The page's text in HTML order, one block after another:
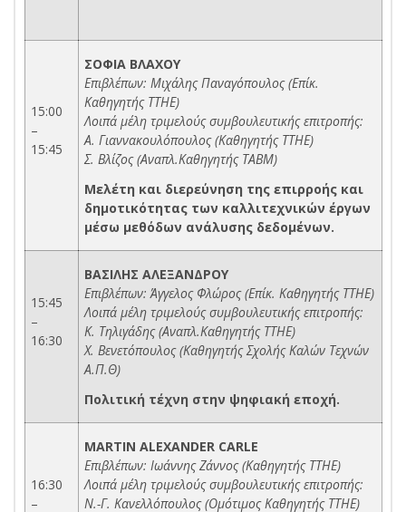
15:00
–
15:45
ΣΟΦΙΑ ΒΛΑΧΟΥ
Επιβλέπων: Μιχάλης Παναγόπουλος (Επίκ.
Καθηγητής ΤΤΗΕ)
Λοιπά μέλη τριμελούς συμβουλευτικής επιτροπής:
Α. Γιαννακουλόπουλος (Καθηγητής ΤΤΗΕ)
Σ. Βλίζος (Αναπλ.Καθηγητής ΤΑΒΜ)
Μελέτη και διερεύνηση της επιρροής και
δημοτικότητας των καλλιτεχνικών έργων
μέσω μεθόδων ανάλυσης δεδομένων.
15:45
–
16:30
ΒΑΣΙΛΗΣ ΑΛΕΞΑΝΔΡΟΥ
Επιβλέπων: Άγγελος Φλώρος (Επίκ. Καθηγητής ΤΤΗΕ)
Λοιπά μέλη τριμελούς συμβουλευτικής επιτροπής:
Κ. Τηλιγάδης (Αναπλ.Καθηγητής ΤΤΗΕ)
Χ. Βενετόπουλος (Καθηγητής Σχολής Καλών Τεχνών
Α.Π.Θ)
Πολιτική τέχνη στην ψηφιακή εποχή.
16:30
–
MARTIN ALEXANDER CARLE
Επιβλέπων: Ιωάννης Ζάννος (Καθηγητής ΤΤΗΕ)
Λοιπά μέλη τριμελούς συμβουλευτικής επιτροπής:
Ν.-Γ. Κανελλόπουλος (Ομότιμος Καθηγητής ΤΤΗΕ)